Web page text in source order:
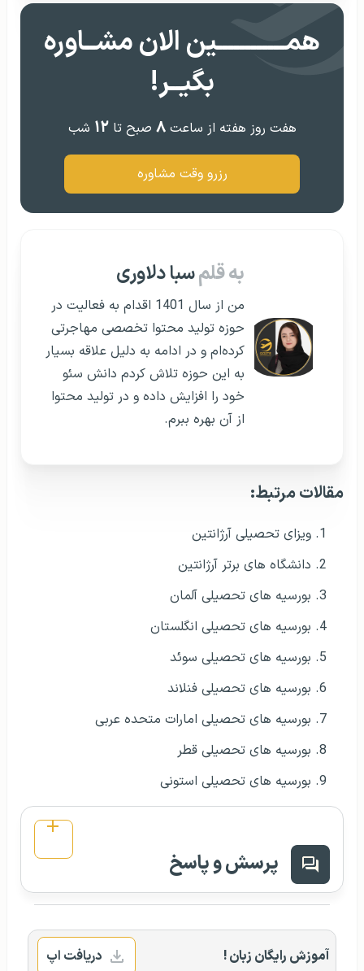
همــــــــــــین الان مشــاوره
بگیــر!
هفت روز هفته از ساعت۸ صبح تا۱۲ شب
رزرو وقت مشاوره
به قلمسبا دلاوری
من از سال 1401 اقدام به فعالیت در
حوزه تولید محتوا تخصصی مهاجرتی
کرده‌ام و در ادامه به دلیل علاقه بسیار
به این حوزه تلاش کردم دانش سئو
خود را افزایش داده و در تولید محتوا
از آن بهره ببرم.
مقالات مرتبط:
ویزای تحصیلی آرژانتین
دانشگاه های برتر آرژانتین
بورسیه های تحصیلی آلمان
بورسیه های تحصیلی انگلستان
بورسیه های تحصیلی سوئد
بورسیه های تحصیلی فنلاند
بورسیه های تحصیلی امارات متحده عربی
بورسیه های تحصیلی قطر
بورسیه های تحصیلی استونی
پرسش و پاسخ
آموزش رایگان زبان ! دریافت اپ